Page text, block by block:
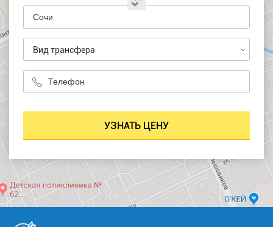
Вид трансфера